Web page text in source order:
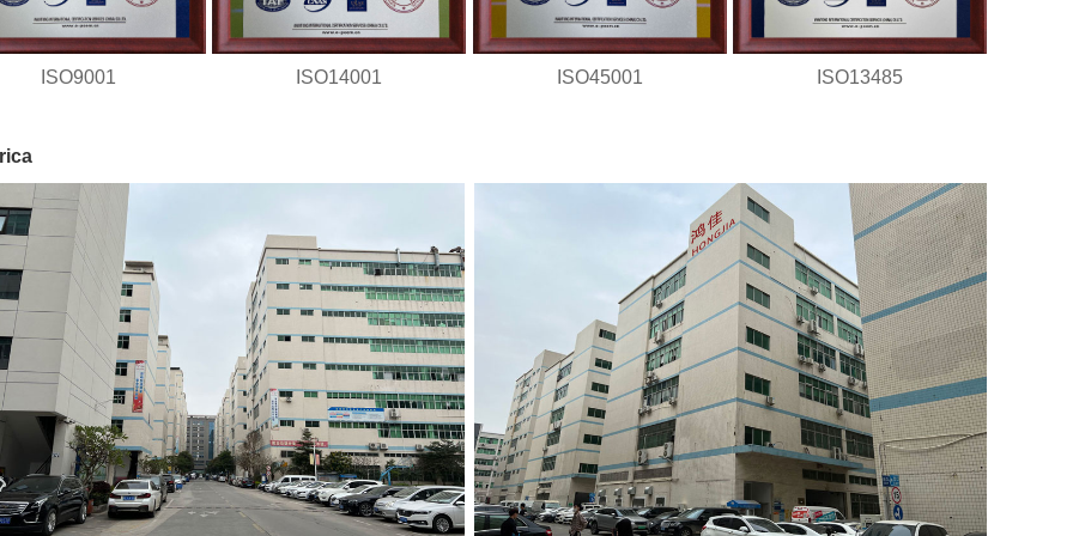
ISO9001 ISO14001 ISO45001 ISO13485